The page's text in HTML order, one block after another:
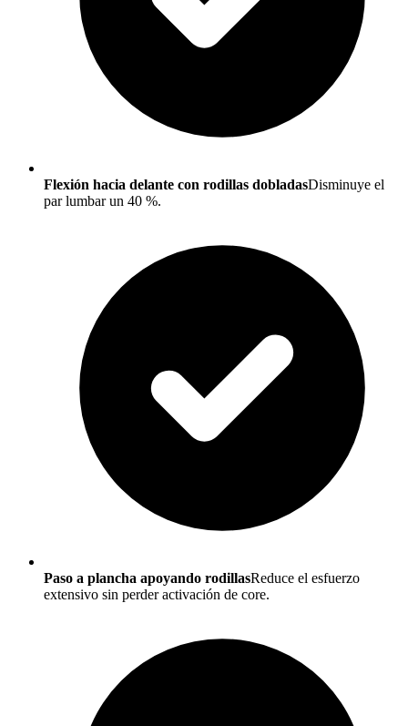
Flexión hacia delante con rodillas dobladasDisminuye el
par lumbar un 40 %.
Paso a plancha apoyando rodillasReduce el esfuerzo
extensivo sin perder activación de core.